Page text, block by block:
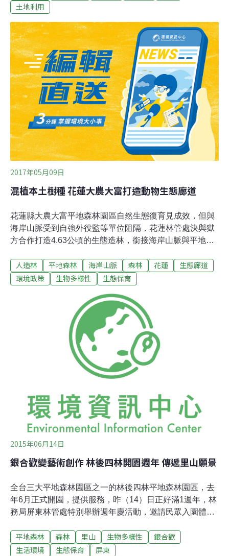
終決議通過審查，但要求高市府調整滯洪池位置及形狀，
給草鴞「鳩佔鵲巢」為滿足半導體業設廠需求，行政院
2021年發布計畫，要建立以高雄為核心的「南部半導體S
廊帶」（S廊帶）。環境部昨日辦理第27次環評大會，審
查位於高雄岡山及橋頭交界處，屬S廊帶的「白埔產業園
區」。該園區由高市府經發局規劃，總面積88.73公頃，現
況為台糖白埔農場。白埔產業園區包含36公頃台糖平地造
林地，種植2萬6602棵喬木。高市府原先預計移除所有樹
木，後經環委建議，決定採不同方式移植或補植。高市府
說明，部分樹木將原地保留，
土地利用
2017年05月09日
混植本土樹種 花蓮大農大富打造動物生態廊道
花蓮縣大農大富平地森林園區自然生態復育見成效，但與
海岸山脈受到自強外役監等單位阻隔，花蓮林管處決與獄
方合作打造4.63公頃的生態造林，銜接海岸山脈與平地森
花蓮林管處處長吳坤銘指出，這項生態造林計畫，樹種的
選擇及栽植將跳脫傳統經濟造林思維，不考量未來經濟效
可以在海岸山脈與平地森林園區間自由遷徒。生態廊道將
栽種光蠟樹、毛柿、珊瑚樹、台東火刺木、山黃麻、苦
楝、月橘等10餘種本土樹種，隨機配置、混合造林，且未
來不會全面割草，只割除苗木半徑100公分內的雜草、藤
蔓，將人為干擾減至最低，營造近似天然環境的森林，希
望在2年內讓野生動物適應，自然從海岸山脈遷徙至平地
森林園區。吳坤銘說，人類開發行為造成野生動物棲息地
視生態廊道的規畫建置，自強外役監轄管土地正好
人造林 平地森林 海岸山脈 森林 花蓮
生態廊道
環境政策
生物多樣性 生態保育
2015年06月14日
銀合歡變藝術創作 林後四林開園週年 傳遞里山願景
全台三大平地森林園區之一的林後四林平地森林園區，去
年6月正式開園，提供服務，昨（14）日正好滿1週年，林
務局屏東林管處特別舉辦週年慶活動，邀請民眾入園體驗
地的林後四林園區，屏東林管處以山、水、林、園的意象
進行規劃，經過1年經營管理，部份樹木已經長高，園區
平地森林 森林 里山 生物多樣性
銀合歡
生活環境
生態保育 屏東